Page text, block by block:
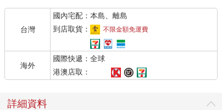
男孩在逃出城外的橋上與女孩相會時，被軍隊射殺，女孩則在中
彈後，用僅存的一口氣爬向她的情人。縱然出身於巴爾幹半島上
不同的民族，信仰著不同的宗教，但這對小情人，早已超越藩
籬，以愛相許。可惜，蘇聯瓦解後的巴爾幹半島上，快速崛起的
米洛塞維奇，當時正在掀起一場「種族淨化」的腥風血雨，讓這
對愛侶，最終以悲劇收場
從一九九○年開始，塞爾維亞總統米洛塞維奇藉由煽動民族情緒，
萬人死亡，三百萬人無家可歸，巴爾幹半島陷入長期的動盪不
台灣
國內宅配：本島、離島
到店取貨：
不限金額免運費
海外
國際快遞：全球
港澳店取：
詳細資料